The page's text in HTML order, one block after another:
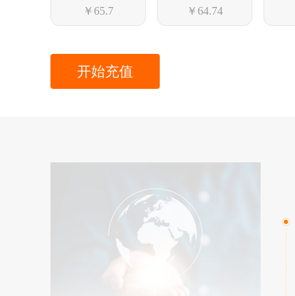
￥65.7 ￥64.74
开始充值